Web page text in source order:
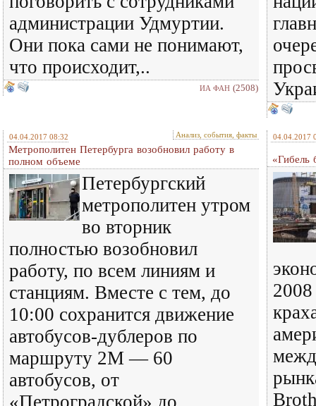
администрации Удмуртии.
Они пока сами не понимают,
что происходит,..
ИА ФАН (2508)
04.04.2017 08:32 Анализ, события, факты
Метрополитен Петербурга возобновил работу в
полном объеме
Петербургский
метрополитен утром
во вторник
полностью возобновил
работу, по всем линиям и
станциям. Вместе с тем, до
10:00 сохранится движение
автобусов-дублеров по
маршруту 2М — 60
автобусов, от
«Петроградской» до
04.04.2017
«Гибель
2008